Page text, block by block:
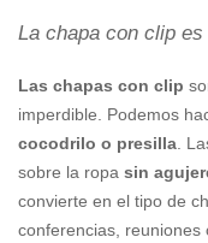
La chapa con clip
Las chapas con clip
imperdible. Podemos
cocodrilo o presilla .
sobre la ropa sin
convierte en el tipo de
conferencias, reuniones